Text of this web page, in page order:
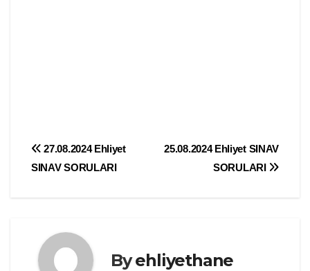
Yazı
25.08.2024 Ehliyet SINAV
SORULARI
27.08.2024 Ehliyet
SINAV SORULARI
Byehliyethane